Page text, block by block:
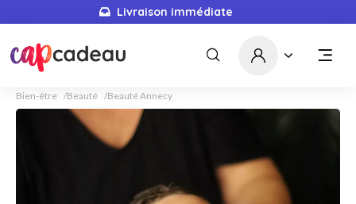
Livraison immédiate
Bien-être Beauté Beauté Annecy